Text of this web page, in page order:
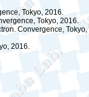
Tokyo, 2016.
Tokyo, 2016.
Convergence,
2016.